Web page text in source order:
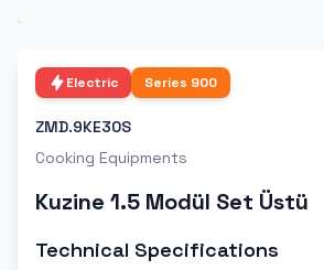
Electric Series 900
ZMD.9KE30S
Cooking Equipments
Kuzine 1.5 Modül Set Üstü
Technical Specifications